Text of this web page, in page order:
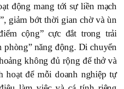
động mang tới sự liền mạch
giảm bớt thời gian chờ và ùn
cộng” cực đắt trong trải
phòng” năng động. Di chuyển
không đủ rộng để thở và
hoạt để mỗi doanh nghiệp tự